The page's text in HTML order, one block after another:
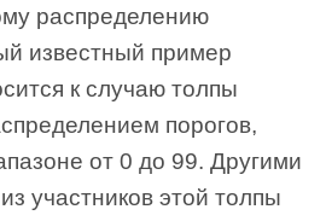
распределению
известный пример
к случаю толпы
порогов,
от 0 до 99. Другими
участников этой толпы